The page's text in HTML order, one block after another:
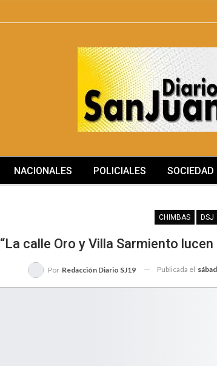
NACIONALES POLICIALES SOCIEDAD
CHIMBAS DSJ
“La calle Oro y Villa Sarmiento
Por Redacción Diario SJ19 Publicada el